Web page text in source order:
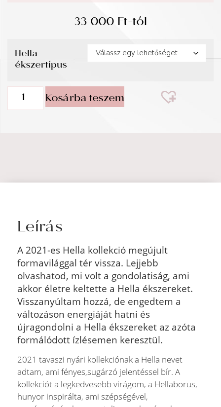
33 000Ft-tól
Hella
ékszertípus
Kosárba teszem
Leírás
A 2021-es Hella kollekció megújult
formavilággal tér vissza. Lejjebb
olvashatod, mi volt a gondolatiság, ami
akkor életre keltette a Hella ékszereket.
Visszanyúltam hozzá, de engedtem a
változáson energiáját hatni és
újragondolni a Hella ékszereket az azóta
formálódott ízlésemen keresztül.
2021 tavaszi nyári kollekciónak a Hella nevet
adtam, ami fényes,sugárzó jelentéssel bír. A
kollekciót a legkedvesebb virágom, a Hellaborus,
hunyor inspirálta, ami szépségével,